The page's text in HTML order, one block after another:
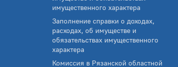
имущественного характера
Заполнение справки о доходах,
расходах, об имуществе и
обязательствах имущественного
характера
Комиссия в Рязанской областной